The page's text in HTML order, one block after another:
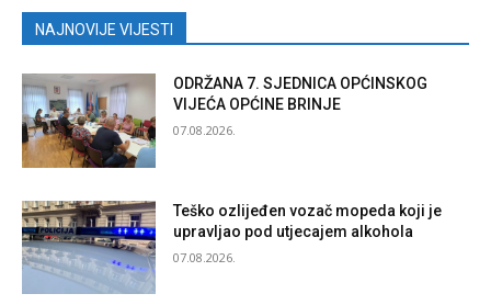
NAJNOVIJE VIJESTI
ODRŽANA 7. SJEDNICA OPĆINSKOG
VIJEĆA OPĆINE BRINJE
07.08.2026.
Teško ozlijeđen vozač mopeda koji je
upravljao pod utjecajem alkohola
07.08.2026.